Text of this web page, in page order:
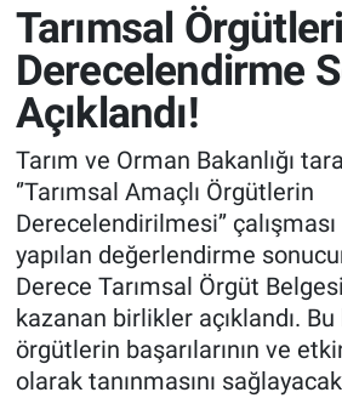
Tarımsal
Derecelendirme
Açıklandı!
Tarım ve Orman Bakanlığı
‘’Tarımsal Amaçlı Örgütlerin
Derecelendirilmesi’’
yapılan değerlendirme
Derece Tarımsal Örgüt
kazanan birlikler açıklandı.
örgütlerin başarılarının ve
olarak tanınmasını